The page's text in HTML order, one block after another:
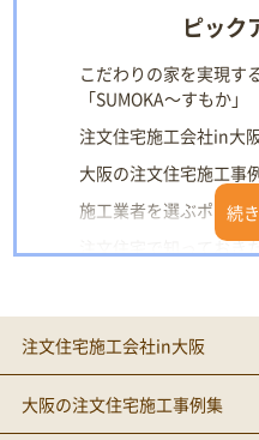
ピック
こだわりの家を実現す
「SUMOKA～すもか」
注文住宅施工会社in大
大阪の注文住宅施工事
施工業者を選ぶポイン
注文住宅で知っておき
大阪の住みやすいエリ
土地選びのリスクマネ
注文住宅施工会社in大阪
大阪の注文住宅施工事例集